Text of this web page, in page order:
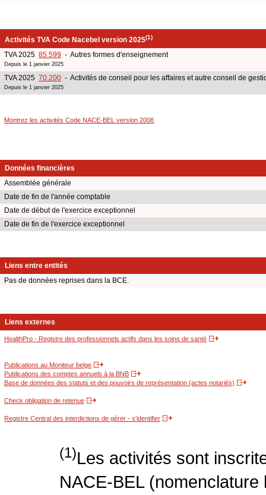
Activités TVA Code Nacebel version 2025(1)
TVA 2025 85.599 - Autres formes d'enseignement
Depuis le 1 janvier 2025
TVA 2025 70.200 - Activités de conseil pour les affaires et autre conseil de
Depuis le 1 janvier 2025
Montrez les activités Code NACE-BEL version 2008
Données financières
Assemblée générale
Date de fin de l'année comptable
Date de début de l'exercice exceptionnel
Date de fin de l'exercice exceptionnel
Liens entre entités
Pas de données reprises dans la BCE.
Liens externes
HealthPro - Registre des professionnels actifs dans les soins de santé
Publications au Moniteur belge
Publications des comptes annuels à la BNB
Base de données des statuts et des pouvoirs de représentation (actes notariés)
Check obligation de retenue
Registre Central des interdictions de gérer - s'identifier
(1)Les activités sont
NACE-BEL